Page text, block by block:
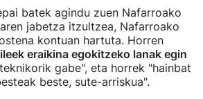
batek agindu zuen Nafarroako
jabetza itzultzea, Nafarroako
kontuan hartuta. Horren
eraikina egokitzeko lanak egin
gabe", eta horrek "hainbat
beste, sute-arriskua".